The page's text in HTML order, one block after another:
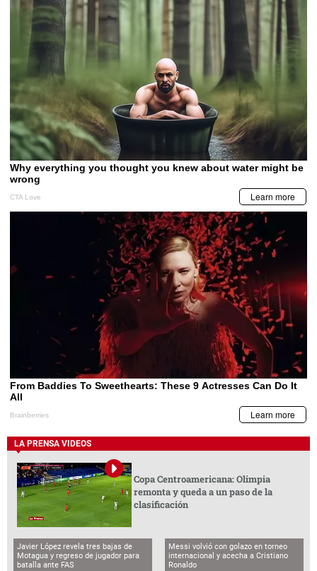
LA PRENSA VIDEOS
Copa Centroamericana: Olimpia
remonta y queda a un paso de la
clasificación
Javier López revela tres bajas de
Motagua y regreso de jugador para
batalla ante FAS
Messi volvió con golazo en torneo
internacional y acecha a Cristiano
Ronaldo